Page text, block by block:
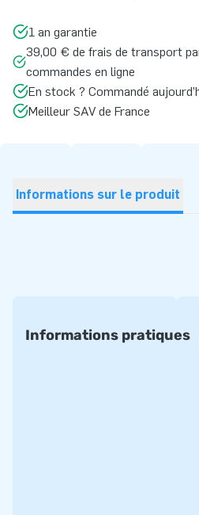
1 an garantie
39,00 € de frais de transport
commandes en ligne
En stock ? Commandé
Meilleur SAV de France
Informations sur le produit
Informations pratiques